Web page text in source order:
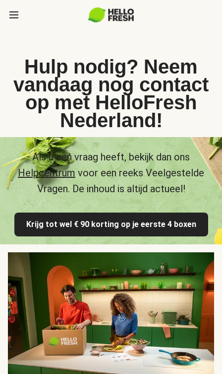
Hulp nodig? Neem
vandaag nog contact
op met HelloFresh
Nederland!
Als u een vraag heeft, bekijk dan ons
Helpcentrum voor een reeks Veelgestelde
Vragen. De inhoud is altijd actueel!
Krijg tot wel € 90 korting op je eerste 4 boxen